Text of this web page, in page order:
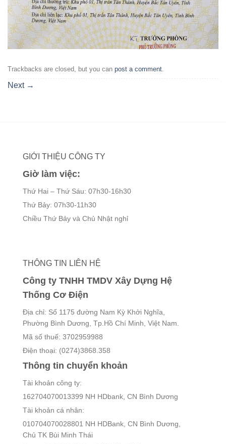
Trackbacks are closed, but you can post a comment.
Next →
GIỚI THIỆU CÔNG TY
Giờ làm việc:
Thứ Hai – Thứ Sáu: 07h30-16h30
Thứ Bảy: 07h30-11h30
Chiều Thứ Bảy và Chủ Nhật nghỉ
THÔNG TIN LIÊN HỆ
Công ty TNHH TMDV Xây Dựng Hệ
Thống Cơ Điện
Địa chỉ: Số 1175 đường Nam Kỳ Khởi Nghĩa,
Phường Bình Dương, Tp.Hồ Chí Minh, Việt Nam.
Mã số thuế: 3702959988
Điện thoại: (0274)3868.358
Thông tin chuyển khoản
Tài khoản công ty:
162704070013399 NH HDbank, CN Bình Dương
Tài khoản cá nhân:
010704070028801 NH HDBank, CN Bình Dương,
Chủ TK Bùi Minh Thái